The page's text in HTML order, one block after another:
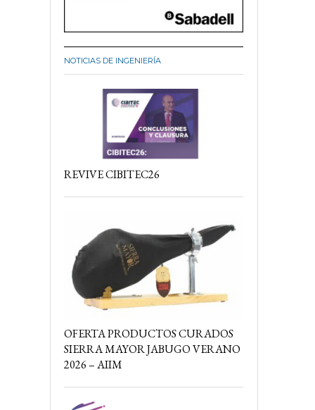
NOTICIAS DE INGENIERÍA
REVIVE CIBITEC26
OFERTA PRODUCTOS CURADOS
SIERRA MAYOR JABUGO VERANO
2026 – AIIM